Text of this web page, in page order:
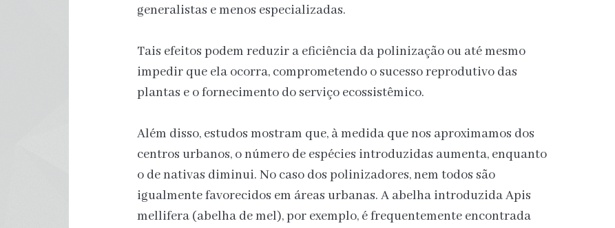
generalistas e menos especializadas.
Tais efeitos podem reduzir a eficiência da polinização ou até mesmo
impedir que ela ocorra, comprometendo o sucesso reprodutivo das
plantas e o fornecimento do serviço ecossistêmico.
Além disso, estudos mostram que, à medida que nos aproximamos dos
centros urbanos, o número de espécies introduzidas aumenta, enquanto
o de nativas diminui. No caso dos polinizadores, nem todos são
igualmente favorecidos em áreas urbanas. A abelha introduzida Apis
mellifera (abelha de mel), por exemplo, é frequentemente encontrada